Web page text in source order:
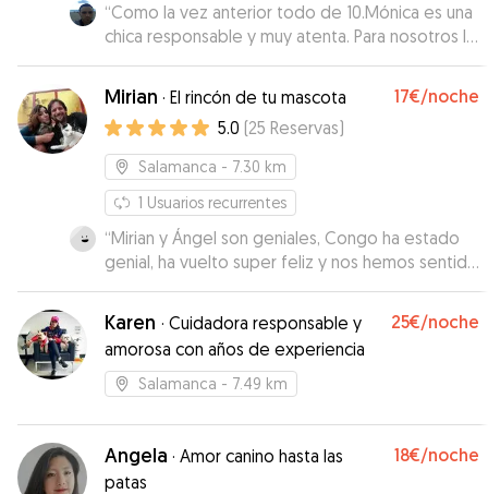
“Como la vez anterior todo de 10.Mónica es una
chica responsable y muy atenta. Para nosotros le
seguimos dando un 10 en cuidados hacia Ron y
un 10 a la hora de gestionar la reserva. ”
Mirian · El rincón de tu mascota 17€/noche
5.0 (25 Reservas)
Salamanca - 7.30 km
1 Usuarios recurrentes
“Mirian y Ángel son geniales, Congo ha estado
genial, ha vuelto super feliz y nos hemos sentido
super tranquilos y en todo momento! La verdad
que repetimos sin duda 😍
Karen · Cuidadora responsable y
amorosa con años de experiencia
25€/noche
Salamanca - 7.49 km
Angela · Amor canino hasta las
patas
18€/noche